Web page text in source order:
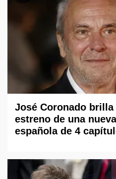
José Coronado brilla
estreno de una
española de 4